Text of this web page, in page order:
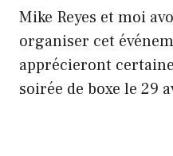
Mike Reyes et moi
organiser cet
apprécieront
soirée de boxe le 29